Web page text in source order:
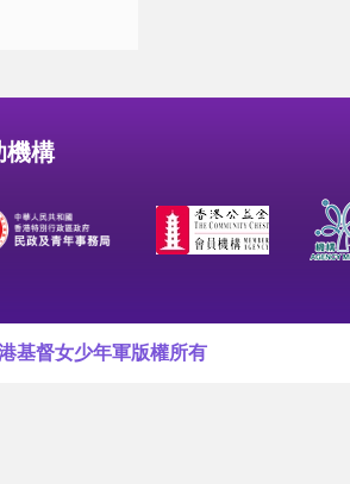
機構
基督女少年軍版權所有